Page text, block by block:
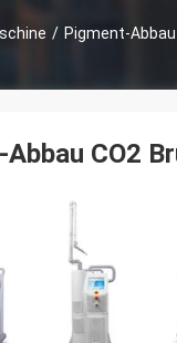
/ Pigment-
CO2